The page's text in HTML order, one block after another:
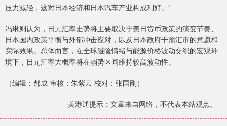
压力减轻，这对日本经济和日本汽车产业构成利好。”
冯琳则认为，日元汇率走势将主要取决于美日货币政策的演变节奏、
日本国内政策平衡与外部冲击应对，以及日本政府干预汇市的意愿和
实际效果。总体而言，在全球避险情绪与能源价格波动交织的宏观环
境下，日元汇率大概率将在弱势区间维持较高波动性。
（编辑：郝成 审核：朱紫云 校对：张国刚）
美港通提示：文章来自网络，不代表本站观点。